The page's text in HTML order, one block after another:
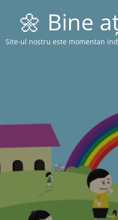
🌼 Bine
Site-ul nostru este momentan